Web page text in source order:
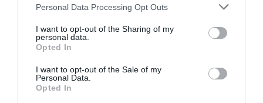
Personal Data Processing Opt Outs
I want to opt-out of the Sharing of my
personal data.
Opted In
I want to opt-out of the Sale of my
Personal Data.
Opted In